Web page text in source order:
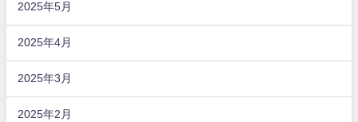
2025年5月
2025年4月
2025年3月
2025年2月